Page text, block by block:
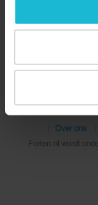
de knoppen
©
Over ons
Forten.nl wordt